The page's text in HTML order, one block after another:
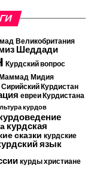
Великобритания
Шеддади
Курдский вопрос
Мидия
Сирийский Курдистан
евреи Курдистана
курдов
курдская
сказки курдские
язык
курды христиане